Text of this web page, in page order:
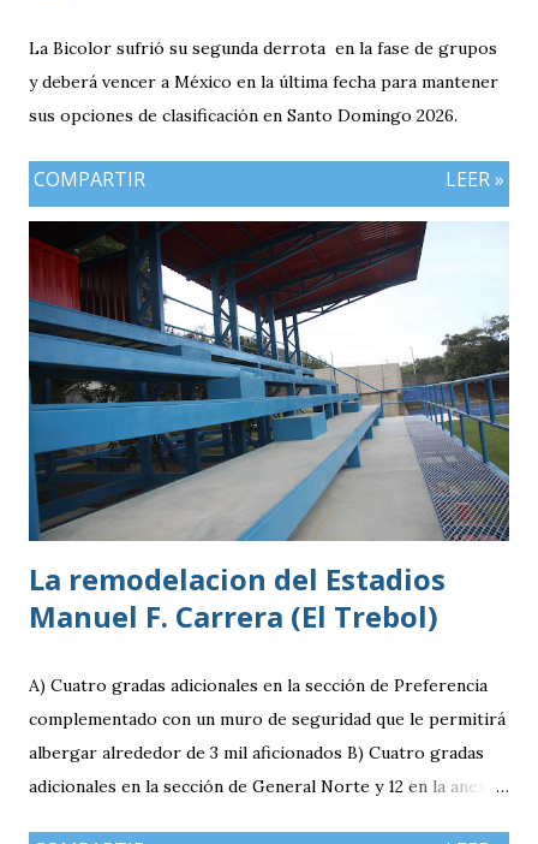
La Bicolor sufrió su segunda derrota en la fase de grupos
y deberá vencer a México en la última fecha para mantener
sus opciones de clasificación en Santo Domingo 2026.
COMPARTIR LEER »
La remodelacion del Estadios
Manuel F. Carrera (El Trebol)
A) Cuatro gradas adicionales en la sección de Preferencia
complementado con un muro de seguridad que le permitirá
albergar alrededor de 3 mil aficionados B) Cuatro gradas
adicionales en la sección de General Norte y 12 en la anexa